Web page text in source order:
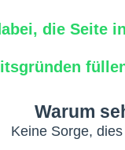
die Seite
Warum
Keine Sorge,